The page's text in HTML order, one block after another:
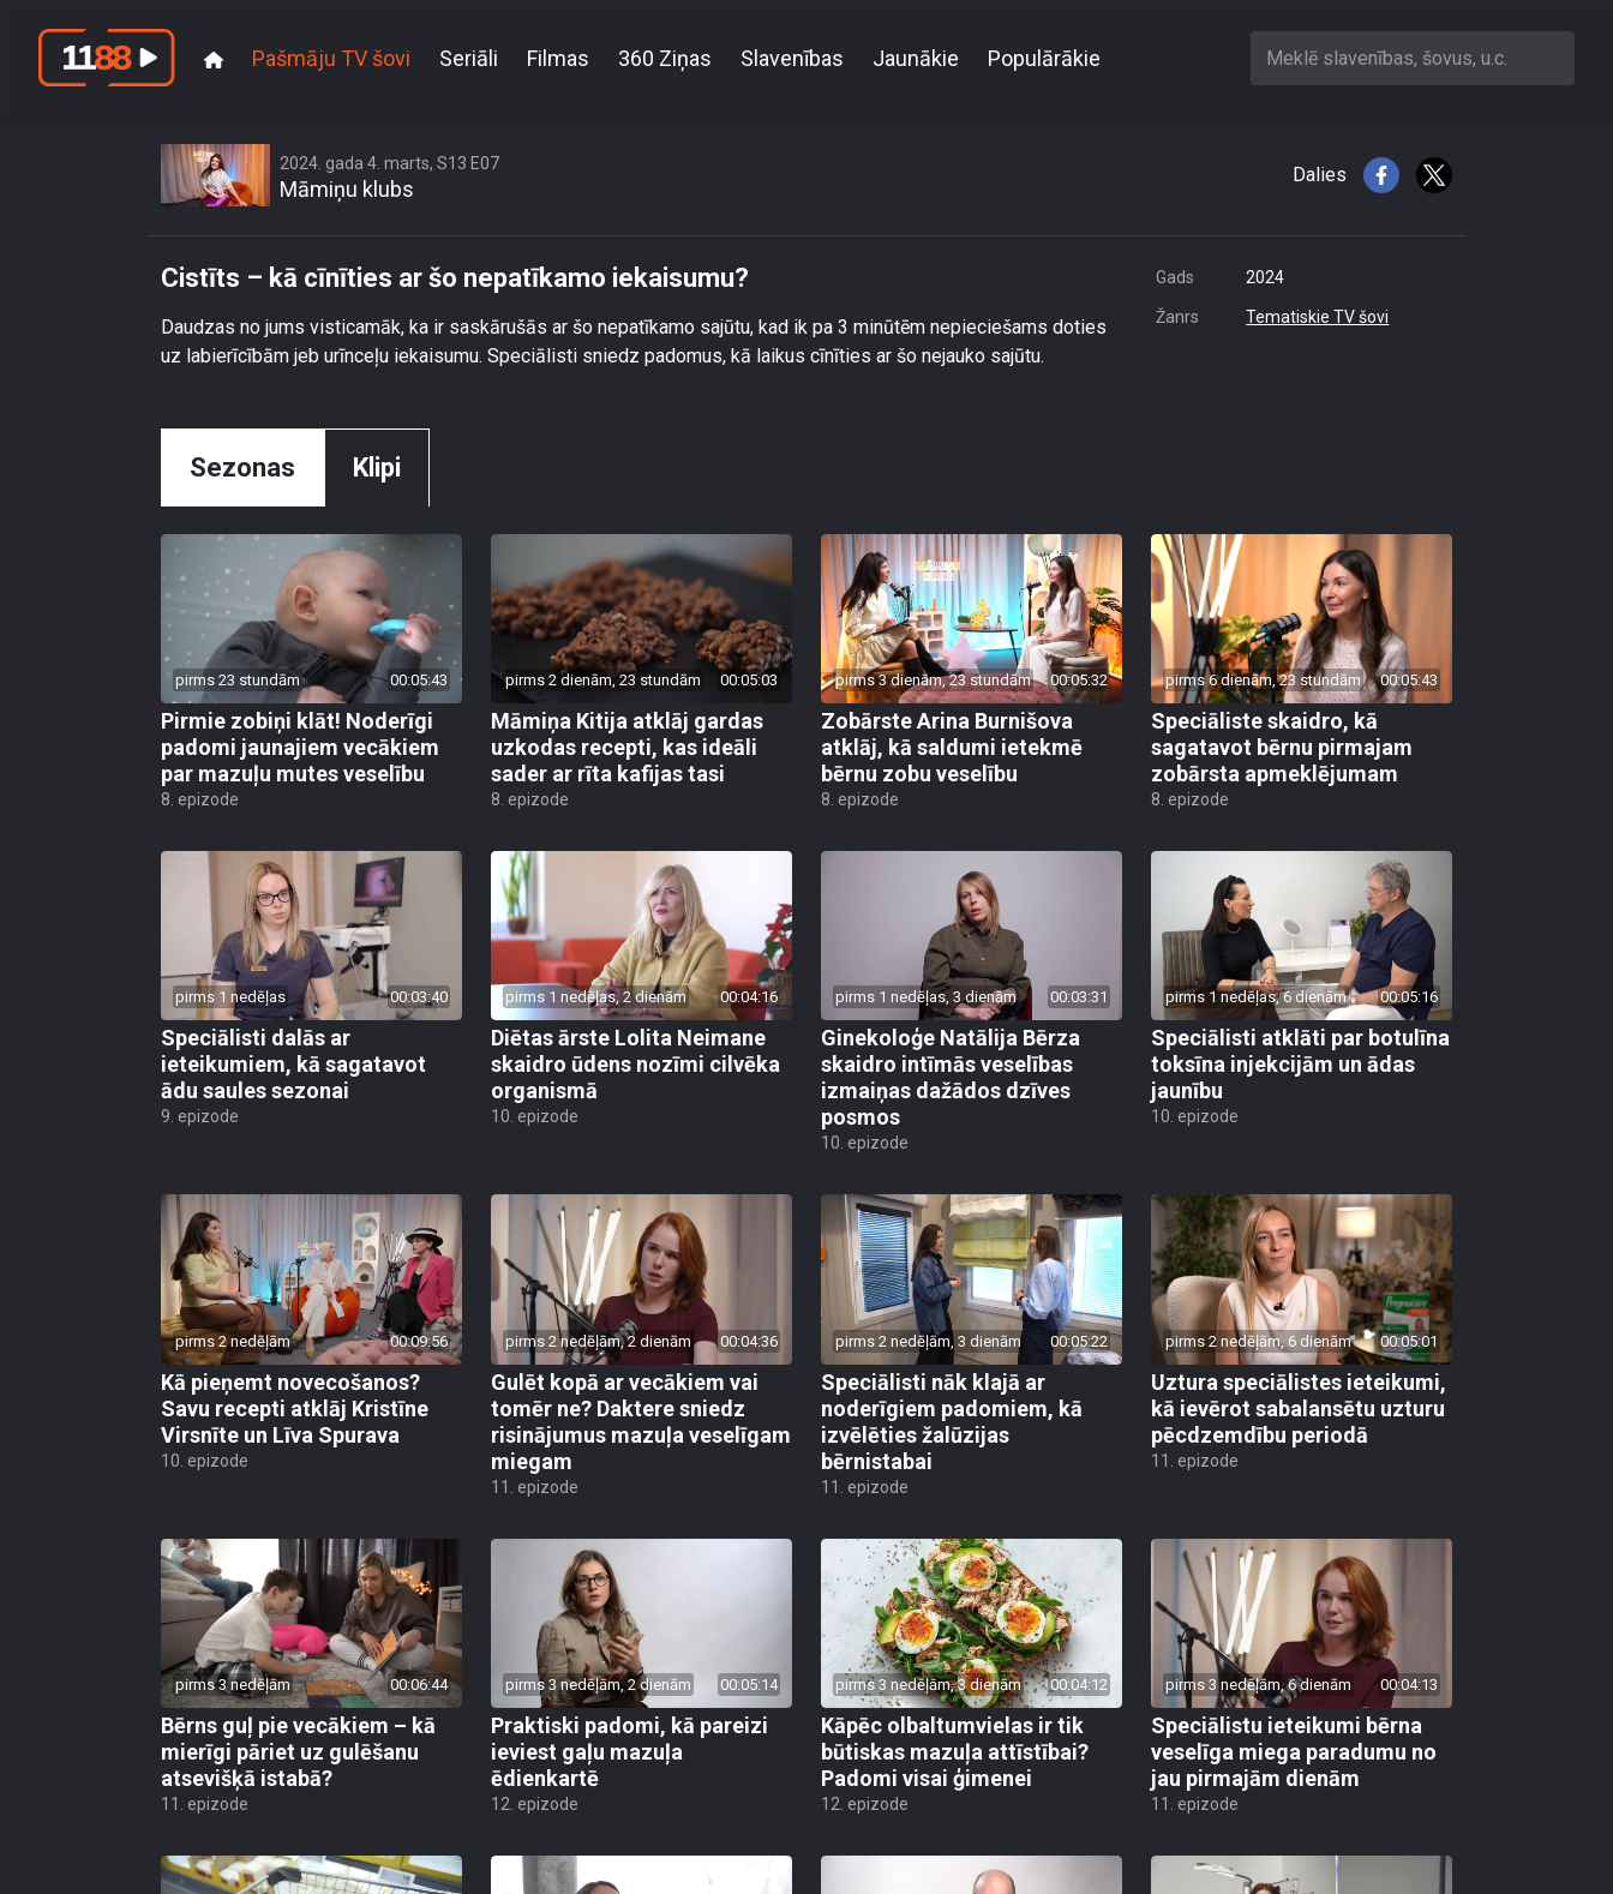
Pašmāju TV šovi Seriāli Filmas 360 Ziņas Slavenības Jaunākie Populārākie Meklē slavenības, šovus, u.c.
2024. gada 4. marts, S13 E07
Māmiņu klubs
Dalies
Cistīts – kā cīnīties ar šo nepatīkamo iekaisumu?
Daudzas no jums visticamāk, ka ir saskārušās ar šo nepatīkamo sajūtu, kad ik pa 3 minūtēm nepieciešams doties
uz labierīcībām jeb urīnceļu iekaisumu. Speciālisti sniedz padomus, kā laikus cīnīties ar šo nejauko sajūtu.
Gads 2024
Žanrs Tematiskie TV šovi
Sezonas Klipi
pirms 23 stundām 00:05:43
Pirmie zobiņi klāt! Noderīgi
padomi jaunajiem vecākiem
par mazuļu mutes veselību
8. epizode
pirms 2 dienām, 23 stundām 00:05:03
Māmiņa Kitija atklāj gardas
uzkodas recepti, kas ideāli
sader ar rīta kafijas tasi
8. epizode
pirms 3 dienām, 23 stundām 00:05:32
Zobārste Arina Burnišova
atklāj, kā saldumi ietekmē
bērnu zobu veselību
8. epizode
pirms 6 dienām, 23 stundām 00:05:43
Speciāliste skaidro, kā
sagatavot bērnu pirmajam
zobārsta apmeklējumam
8. epizode
pirms 1 nedēļas 00:03:40
Speciālisti dalās ar
ieteikumiem, kā sagatavot
ādu saules sezonai
9. epizode
pirms 1 nedēļas, 2 dienām 00:04:16
Diētas ārste Lolita Neimane
skaidro ūdens nozīmi cilvēka
organismā
10. epizode
pirms 1 nedēļas, 3 dienām 00:03:31
Ginekoloģe Natālija Bērza
skaidro intīmās veselības
izmaiņas dažādos dzīves
posmos
10. epizode
pirms 1 nedēļas, 6 dienām 00:05:16
Speciālisti atklāti par botulīna
toksīna injekcijām un ādas
jaunību
10. epizode
pirms 2 nedēļām 00:09:56
Kā pieņemt novecošanos?
Savu recepti atklāj Kristīne
Virsnīte un Līva Spurava
10. epizode
pirms 2 nedēļām, 2 dienām 00:04:36
Gulēt kopā ar vecākiem vai
tomēr ne? Daktere sniedz
risinājumus mazuļa veselīgam
miegam
11. epizode
pirms 2 nedēļām, 3 dienām 00:05:22
Speciālisti nāk klajā ar
noderīgiem padomiem, kā
izvēlēties žalūzijas
bērnistabai
11. epizode
pirms 2 nedēļām, 6 dienām 00:05:01
Uztura speciālistes ieteikumi,
kā ievērot sabalansētu uzturu
pēcdzemdību periodā
11. epizode
pirms 3 nedēļām 00:06:44
Bērns guļ pie vecākiem – kā
mierīgi pāriet uz gulēšanu
atsevišķā istabā?
11. epizode
pirms 3 nedēļām, 2 dienām 00:05:14
Praktiski padomi, kā pareizi
ieviest gaļu mazuļa
ēdienkartē
12. epizode
pirms 3 nedēļām, 3 dienām 00:04:12
Kāpēc olbaltumvielas ir tik
būtiskas mazuļa attīstībai?
Padomi visai ģimenei
12. epizode
pirms 3 nedēļām, 6 dienām 00:04:13
Speciālistu ieteikumi bērna
veselīga miega paradumu no
jau pirmajām dienām
11. epizode